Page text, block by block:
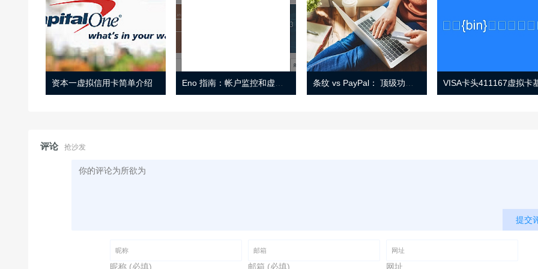
资本一虚拟信用卡简单介绍
评论 抢沙发
提交
昵称 (必填) 邮箱 (必填) 网址